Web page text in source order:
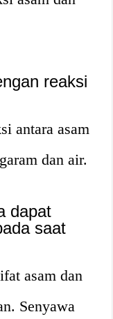
reaksi
antara asam
dan air.
dapat
saat
asam dan
Senyawa